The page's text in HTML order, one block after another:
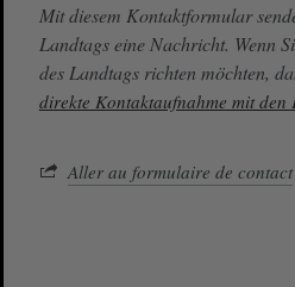
Mit diesem Kontaktformular
Landtags eine Nachricht. Wenn
des Landtags richten möchten,
direkte Kontaktaufnahme mit den
Aller au formulaire de contact